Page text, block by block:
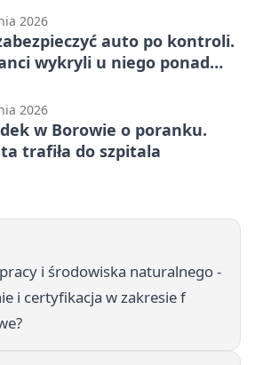
2026
auto po kontroli.
wykryli u niego ponad
2026
w Borowie o poranku.
trafiła do szpitala
i środowiska naturalnego -
i certyfikacja w zakresie f